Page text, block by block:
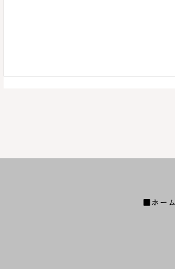
【沢山のご来場ありがとうご■ホーム